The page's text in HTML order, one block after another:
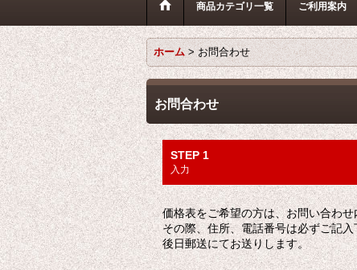
商品カテゴリ一覧 ご利用案内
ホーム > お問合わせ
お問合わせ
STEP 1
入力
価格表をご希望の方は、お問い合わせ
その際、住所、電話番号は必ずご記入
後日郵送にてお送りします。